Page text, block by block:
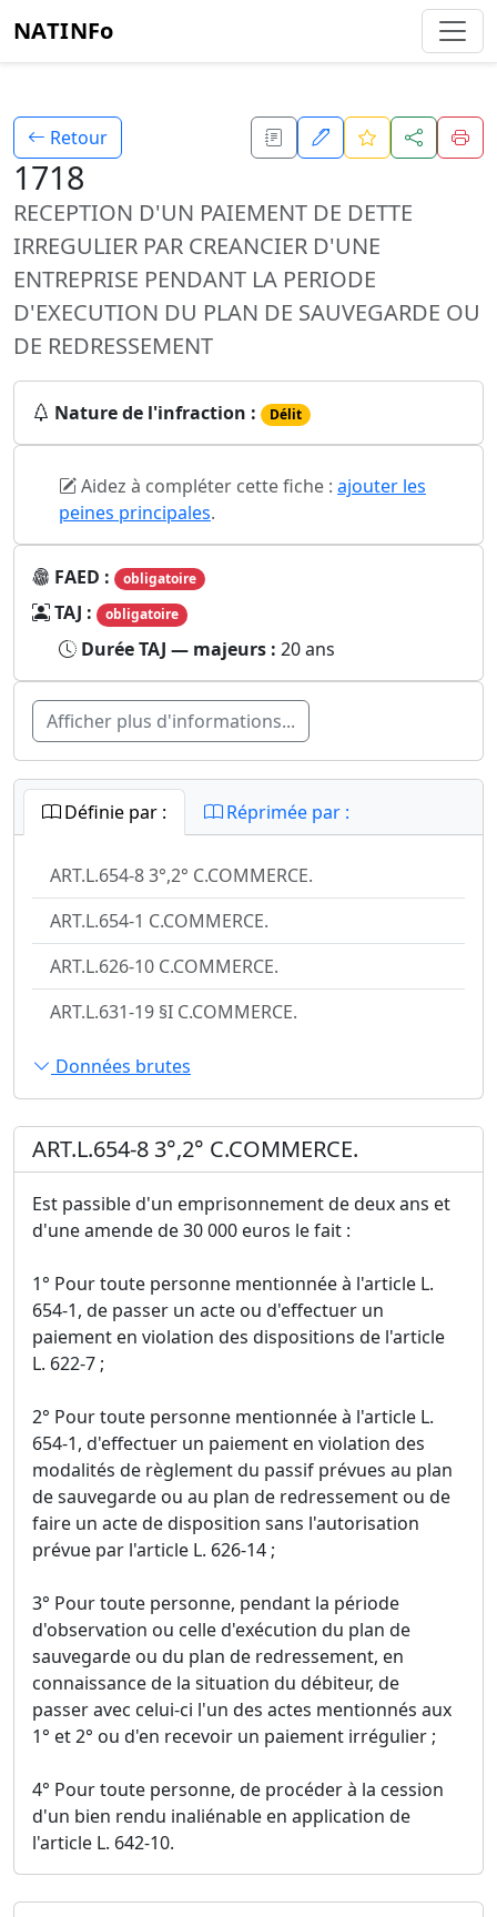
NATINFo
Retour
1718
RECEPTION D'UN PAIEMENT DE DETTE
IRREGULIER PAR CREANCIER D'UNE
ENTREPRISE PENDANT LA PERIODE
D'EXECUTION DU PLAN DE SAUVEGARDE OU
DE REDRESSEMENT
Nature de l'infraction : Délit
Aidez à compléter cette fiche : ajouter les
peines principales.
FAED : obligatoire
TAJ : obligatoire
Durée TAJ — majeurs : 20 ans
Afficher plus d'informations...
Définie par : Réprimée par :
ART.L.654-8 3°,2° C.COMMERCE.
ART.L.654-1 C.COMMERCE.
ART.L.626-10 C.COMMERCE.
ART.L.631-19 §I C.COMMERCE.
Données brutes
ART.L.654-8 3°,2° C.COMMERCE.
Est passible d'un emprisonnement de deux ans et
d'une amende de 30 000 euros le fait :
1° Pour toute personne mentionnée à l'article L.
654-1, de passer un acte ou d'effectuer un
paiement en violation des dispositions de l'article
L. 622-7 ;
2° Pour toute personne mentionnée à l'article L.
654-1, d'effectuer un paiement en violation des
modalités de règlement du passif prévues au plan
de sauvegarde ou au plan de redressement ou de
faire un acte de disposition sans l'autorisation
prévue par l'article L. 626-14 ;
3° Pour toute personne, pendant la période
d'observation ou celle d'exécution du plan de
sauvegarde ou du plan de redressement, en
connaissance de la situation du débiteur, de
passer avec celui-ci l'un des actes mentionnés aux
1° et 2° ou d'en recevoir un paiement irrégulier ;
4° Pour toute personne, de procéder à la cession
d'un bien rendu inaliénable en application de
l'article L. 642-10.